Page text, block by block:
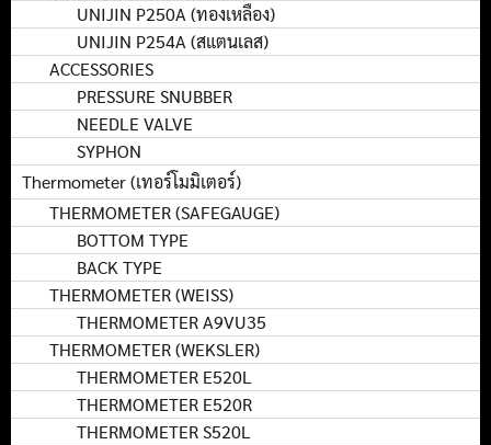
UNIJIN P250A (ทองเหลือง)
UNIJIN P254A (สแตนเลส)
ACCESSORIES
PRESSURE SNUBBER
NEEDLE VALVE
SYPHON
Thermometer (เทอร์โมมิเตอร์)
THERMOMETER (SAFEGAUGE)
BOTTOM TYPE
BACK TYPE
THERMOMETER (WEISS)
THERMOMETER A9VU35
THERMOMETER (WEKSLER)
THERMOMETER E520L
THERMOMETER E520R
THERMOMETER S520L